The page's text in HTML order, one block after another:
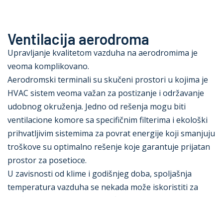
Ventilacija aerodroma
Upravljanje kvalitetom vazduha na aerodromima je
veoma komplikovano.
Aerodromski terminali su skučeni prostori u kojima je
HVAC sistem veoma važan za postizanje i održavanje
udobnog okruženja. Jedno od rešenja mogu biti
ventilacione komore sa specifičnim filterima i ekološki
prihvatljivim sistemima za povrat energije koji smanjuju
troškove su optimalno rešenje koje garantuje prijatan
prostor za posetioce.
U zavisnosti od klime i godišnjeg doba, spoljašnja
temperatura vazduha se nekada može iskoristiti za